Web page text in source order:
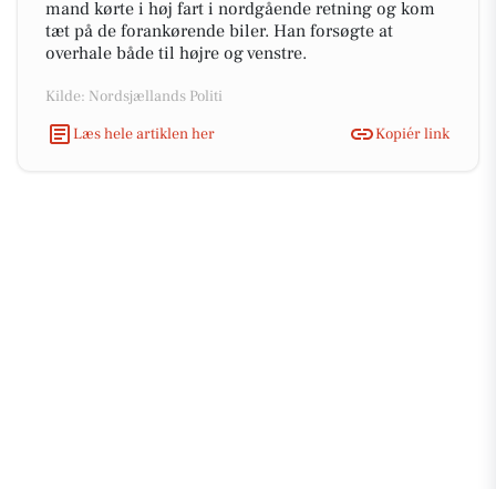
mand kørte i høj fart i nordgående retning og kom
tæt på de forankørende biler. Han forsøgte at
overhale både til højre og venstre.
Kilde: Nordsjællands Politi
Læs hele artiklen her
Kopiér link